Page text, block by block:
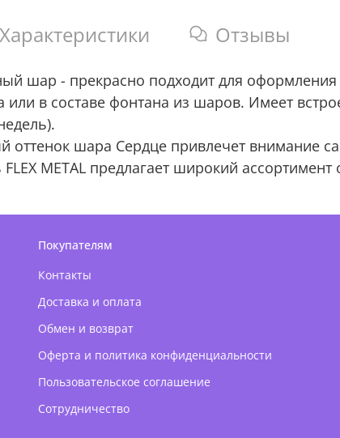
Характеристики Отзывы
шар - прекрасно подходит для оформления
или в составе фонтана из шаров. Имеет
шара Сердце привлечет внимание
METAL предлагает широкий
Покупателям
Контакты
Доставка и оплата
Обмен и возврат
Оферта и политика конфиденциальности
Пользовательское соглашение
Сотрудничество